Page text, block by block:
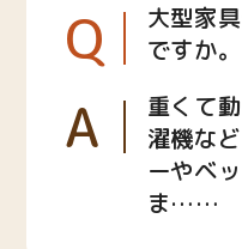
Q
大型家
ですか。
A
重くて
濯機な
ーやベ
ま……